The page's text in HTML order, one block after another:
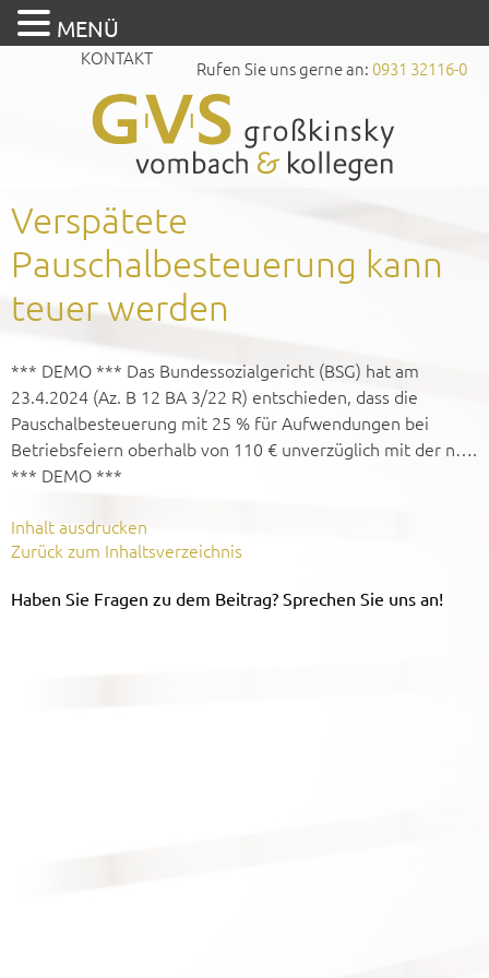
Rufen Sie uns gerne an: 0931 32116-0
KONTAKT
Verspätete
Pauschalbesteuerung kann
teuer werden
*** DEMO *** Das Bundessozialgericht (BSG) hat am
23.4.2024 (Az. B 12 BA 3/22 R) entschieden, dass die
Pauschalbesteuerung mit 25 % für Aufwendungen bei
Betriebsfeiern oberhalb von 110 € unverzüglich mit der n….
*** DEMO ***
Inhalt ausdrucken
Zurück zum Inhaltsverzeichnis
Haben Sie Fragen zu dem Beitrag? Sprechen Sie uns an!
MENÜ